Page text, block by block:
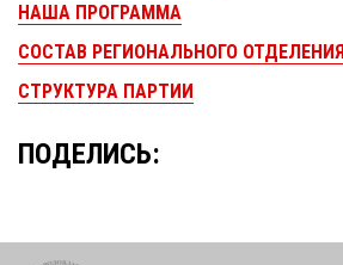
НАША ПРОГРАММА
СОСТАВ РЕГИОНАЛЬНОГО ОТДЕЛЕНИЯ
СТРУКТУРА ПАРТИИ
ПОДЕЛИСЬ: